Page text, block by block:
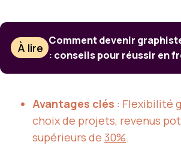
À lire
Comment devenir
: conseils pour réussir en
Avantages clés : Flexibilité
choix de projets, revenus
supérieurs de 30%.